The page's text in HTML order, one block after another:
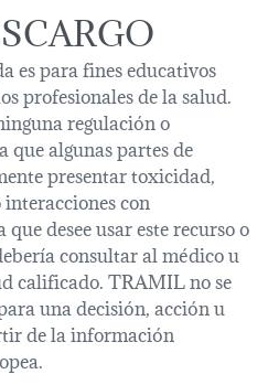
es para fines educativos
profesionales de la salud.
regulación o
que algunas partes de
presentar toxicidad,
con
desee usar este recurso o
consultar al médico u
calificado. TRAMIL no se
una decisión, acción u
de la información